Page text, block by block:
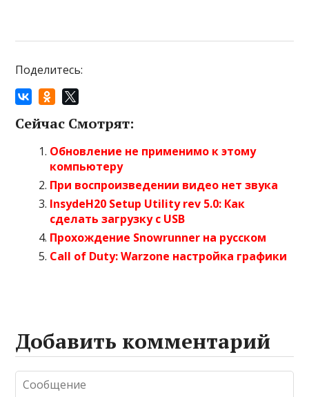
Поделитесь:
Сейчас Смотрят:
Обновление не применимо к этому
компьютеру
При воспроизведении видео нет звука
InsydeH20 Setup Utility rev 5.0: Как
сделать загрузку с USB
Прохождение Snowrunner на русском
Call of Duty: Warzone настройка графики
Добавить комментарий